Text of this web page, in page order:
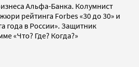
Альфа-Банка. Колумнист
рейтинга Forbes «30 до 30» и
года в России». Защитник
«Что? Где? Когда?»